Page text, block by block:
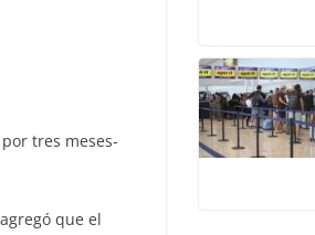
tres meses-
que el